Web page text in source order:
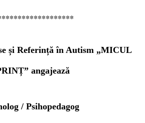
și Referință în Autism „MICUL
angajează
/ Psihopedagog